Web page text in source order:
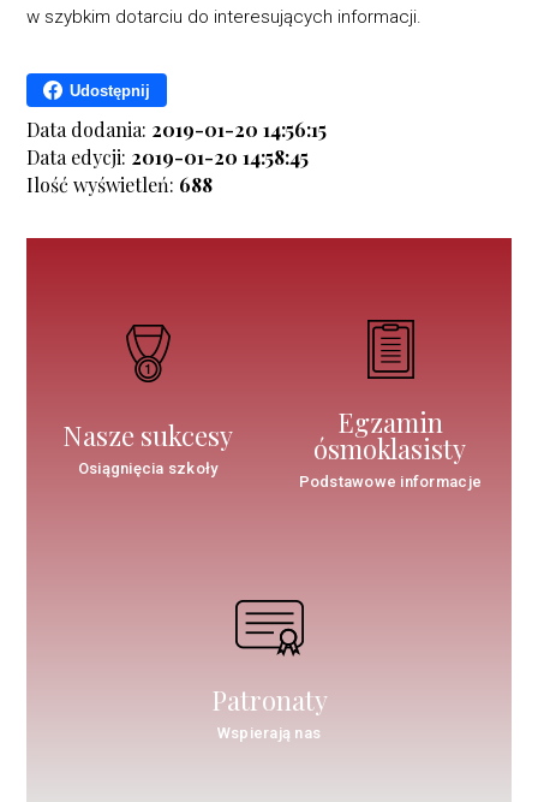
w szybkim dotarciu do interesujących informacji.
Udostępnij
Data dodania: 2019-01-20 14:56:15
Data edycji: 2019-01-20 14:58:45
Ilość wyświetleń: 688
Nasze sukcesy
Osiągnięcia szkoły
Egzamin
ósmoklasisty
Podstawowe informacje
Patronaty
Wspierają nas